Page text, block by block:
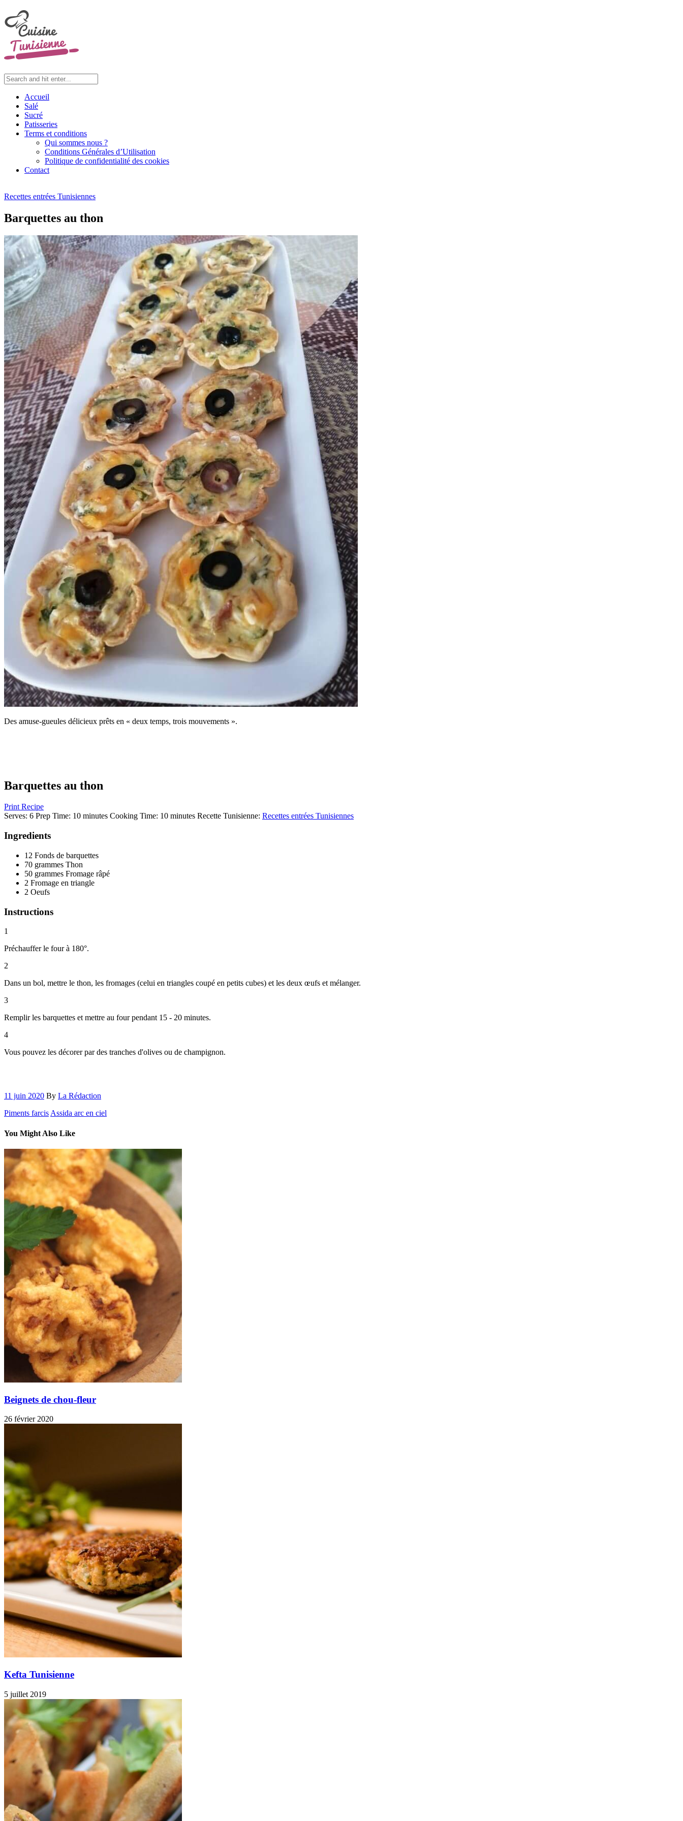
Accueil
Salé
Sucré
Patisseries
Terms et conditions
Qui sommes nous ?
Conditions Générales d’Utilisation
Politique de confidentialité des cookies
Contact
Recettes entrées Tunisiennes
Barquettes au thon
Des amuse-gueules délicieux prêts en « deux temps, trois mouvements ».
Barquettes au thon
Print Recipe
Serves: 6 Prep Time: 10 minutes Cooking Time: 10 minutes Recette Tunisienne: Recettes entrées Tunisiennes
Ingredients
12 Fonds de barquettes
70 grammes Thon
50 grammes Fromage râpé
2 Fromage en triangle
2 Oeufs
Instructions
1
Préchauffer le four à 180°.
2
Dans un bol, mettre le thon, les fromages (celui en triangles coupé en petits cubes) et les deux œufs et mélanger.
3
Remplir les barquettes et mettre au four pendant 15 - 20 minutes.
4
Vous pouvez les décorer par des tranches d'olives ou de champignon.
11 juin 2020 By La Rédaction
Piments farcis Assida arc en ciel
You Might Also Like
Beignets de chou-fleur
26 février 2020
Kefta Tunisienne
5 juillet 2019